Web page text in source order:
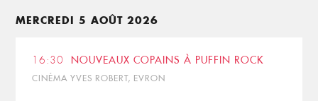
MERCREDI 5 AOÛT 2026
16:30 NOUVEAUX COPAINS À PUFFIN ROCK
CINÉMA YVES ROBERT, EVRON